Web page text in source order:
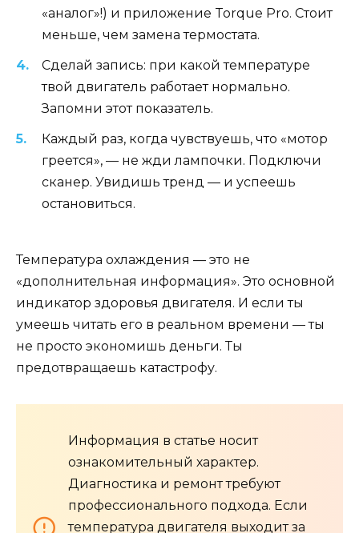
«аналог»!) и приложение Torque Pro. Стоит
меньше, чем замена термостата.
Сделай запись: при какой температуре
твой двигатель работает нормально.
Запомни этот показатель.
Каждый раз, когда чувствуешь, что «мотор
греется», — не жди лампочки. Подключи
сканер. Увидишь тренд — и успеешь
остановиться.
Температура охлаждения — это не
«дополнительная информация». Это основной
индикатор здоровья двигателя. И если ты
умеешь читать его в реальном времени — ты
не просто экономишь деньги. Ты
предотвращаешь катастрофу.
Информация в статье носит
ознакомительный характер.
Диагностика и ремонт требуют
профессионального подхода. Если
температура двигателя выходит за